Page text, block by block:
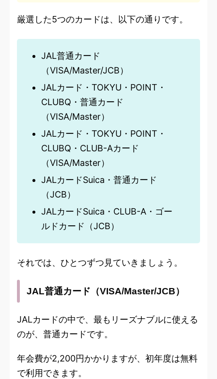
厳選した5つのカードは、以下の通りです。
JAL普通カード
（VISA/Master/JCB）
JALカード・TOKYU・POINT・
CLUBQ・普通カード
（VISA/Master）
JALカード・TOKYU・POINT・
CLUBQ・CLUB-Aカード
（VISA/Master）
JALカードSuica・普通カード
（JCB）
JALカードSuica・CLUB-A・ゴー
ルドカード（JCB）
それでは、ひとつずつ見ていきましょう。
JAL普通カード（VISA/Master/JCB）
JALカードの中で、最もリーズナブルに使える
のが、普通カードです。
年会費が2,200円かかりますが、初年度は無料
で利用できます。